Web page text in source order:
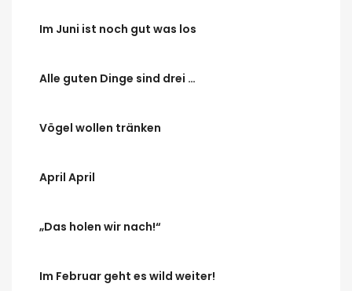
Im Juni ist noch gut was los
Alle guten Dinge sind drei …
Vögel wollen tränken
April April
„Das holen wir nach!“
Im Februar geht es wild weiter!